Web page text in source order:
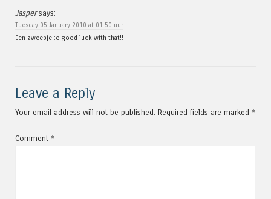
Jasper says:
Tuesday 05 January 2010 at 01:50 uur
Een zweepje :o good luck with that!!
Leave a Reply
Your email address will not be published. Required fields are marked *
Comment *